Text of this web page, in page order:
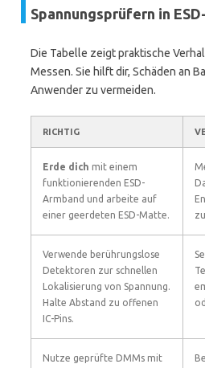
Spannungsprüfern in
Die Tabelle zeigt praktische
Messen. Sie hilft dir, Schäden an
Anwender zu vermeiden.
RICHTIG
Erde dich mit einem
funktionierenden ESD-
Armband und arbeite auf
einer geerdeten ESD-Matte.
Verwende berührungslose
Detektoren zur schnellen
Lokalisierung von Spannung.
Halte Abstand zu offenen
IC-Pins.
Nutze geprüfte DMMs mit